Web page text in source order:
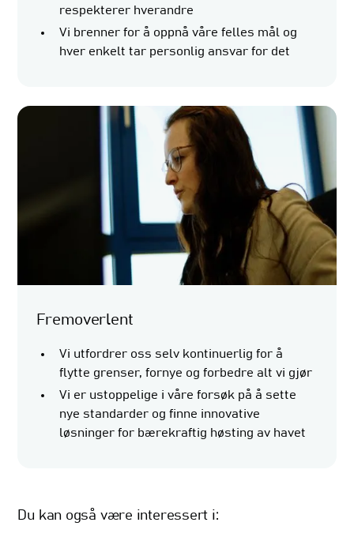
respekterer hverandre
Vi brenner for å oppnå våre felles mål og
hver enkelt tar personlig ansvar for det
Fremoverlent
Vi utfordrer oss selv kontinuerlig for å
flytte grenser, fornye og forbedre alt vi gjør
Vi er ustoppelige i våre forsøk på å sette
nye standarder og finne innovative
løsninger for bærekraftig høsting av havet
Du kan også være interessert i: